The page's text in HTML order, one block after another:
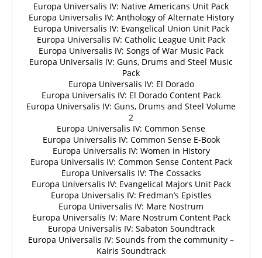
Europa Universalis IV: Native Americans Unit Pack
Europa Universalis IV: Anthology of Alternate History
Europa Universalis IV: Evangelical Union Unit Pack
Europa Universalis IV: Catholic League Unit Pack
Europa Universalis IV: Songs of War Music Pack
Europa Universalis IV: Guns, Drums and Steel Music
Pack
Europa Universalis IV: El Dorado
Europa Universalis IV: El Dorado Content Pack
Europa Universalis IV: Guns, Drums and Steel Volume
2
Europa Universalis IV: Common Sense
Europa Universalis IV: Common Sense E-Book
Europa Universalis IV: Women in History
Europa Universalis IV: Common Sense Content Pack
Europa Universalis IV: The Cossacks
Europa Universalis IV: Evangelical Majors Unit Pack
Europa Universalis IV: Fredman’s Epistles
Europa Universalis IV: Mare Nostrum
Europa Universalis IV: Mare Nostrum Content Pack
Europa Universalis IV: Sabaton Soundtrack
Europa Universalis IV: Sounds from the community –
Kairis Soundtrack